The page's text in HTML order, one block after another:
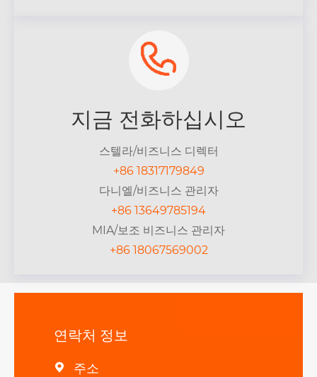
지금 전화하십시오
스텔라/비즈니스 디렉터
+86 18317179849
다니엘/비즈니스 관리자
+86 13649785194
MIA/보조 비즈니스 관리자
+86 18067569002
연락처 정보
 주소